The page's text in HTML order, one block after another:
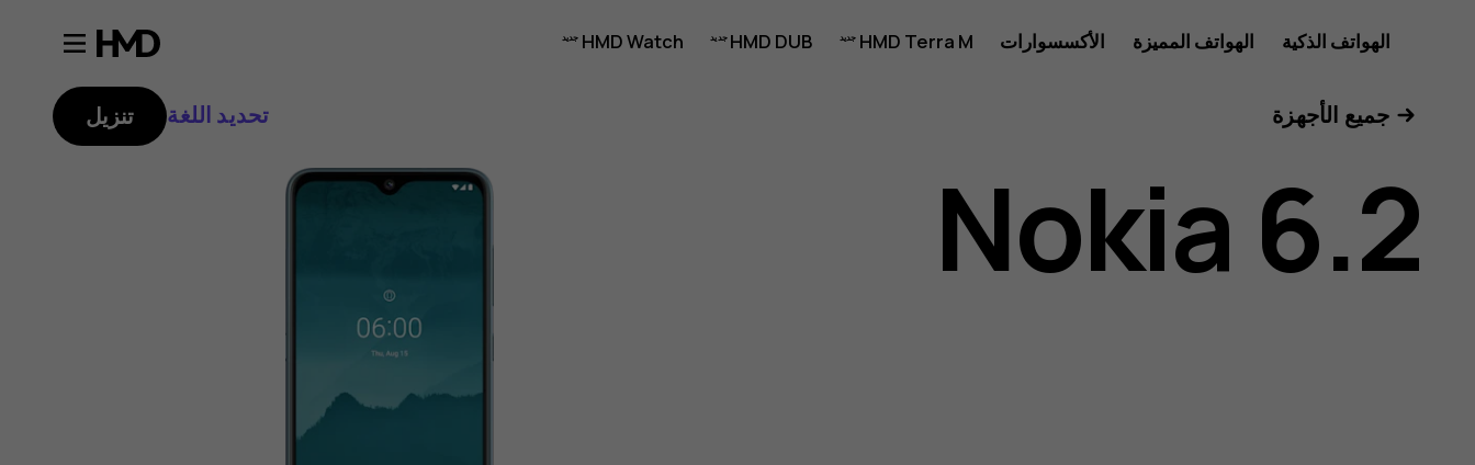
دليل
مستخدم
هاتف
الهواتف الذكية الهواتف المميزة الأكسسوارات HMD Terra M
HMD DUB
HMD Watch
جميع الأجهزة تحديد اللغة تنزيل
Nokia 6.2